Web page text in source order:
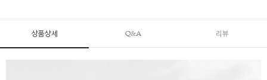
상품상세 Q&A 리뷰